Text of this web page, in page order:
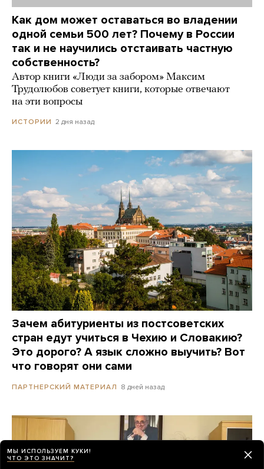
Как дом может оставаться во владении
одной семьи 500 лет? Почему в России
так и не научились отстаивать частную
собственность?
Автор книги «Люди за забором» Максим
Трудолюбов советует книги, которые отвечают
на эти вопросы
ИСТОРИИ 2 дня назад
Зачем абитуриенты из постсоветских
стран едут учиться в Чехию и Словакию?
Это дорого? А язык сложно выучить? Вот
что говорят они сами
ПАРТНЕРСКИЙ МАТЕРИАЛ 8 дней назад
МЫ ИСПОЛЬЗУЕМ КУКИ!
ЧТО ЭТО ЗНАЧИТ?